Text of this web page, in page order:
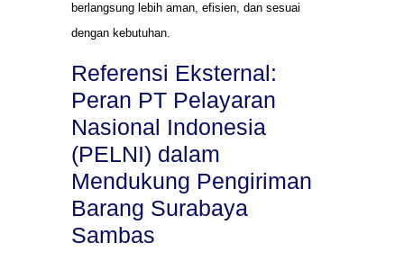
berlangsung lebih aman, efisien, dan sesuai
dengan kebutuhan.
Referensi Eksternal:
Peran PT Pelayaran
Nasional Indonesia
(PELNI) dalam
Mendukung Pengiriman
Barang Surabaya
Sambas